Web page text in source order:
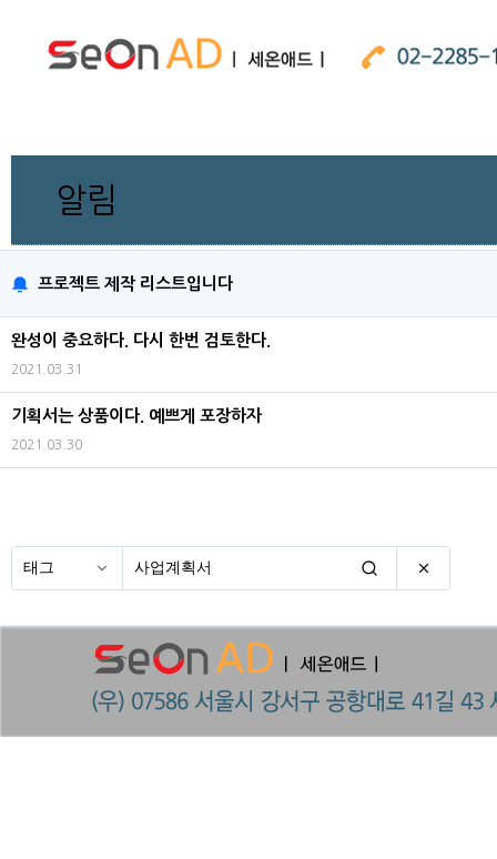
알림
프로젝트 제작 리스트입니다
완성이 중요하다. 다시 한번 검토한다.
2021.03.31
기획서는 상품이다. 예쁘게 포장하자
2021.03.30